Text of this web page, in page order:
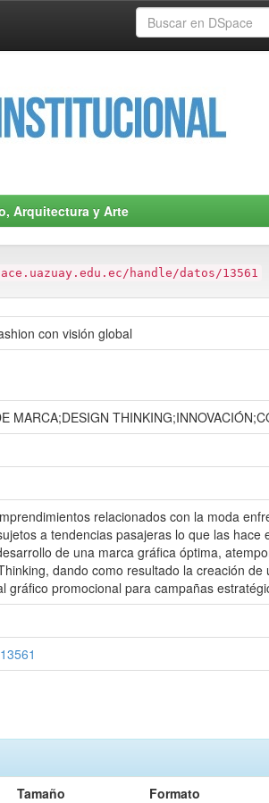
Arquitectura y Arte
handle/datos/13561
con visión global
MARCA;DESIGN
relacionados con la moda
a tendencias pasajeras lo que las
de una marca gráfica óptima,
dando como resultado la creación
gráfico promocional para campañas
Tamaño
Formato